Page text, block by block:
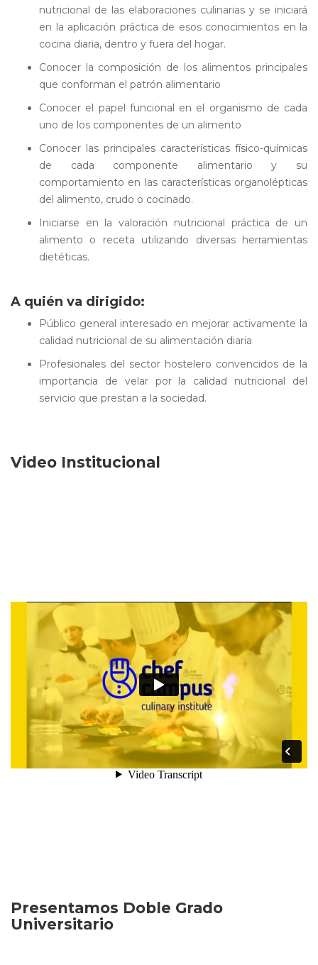
nutricional de las elaboraciones culinarias y se iniciará
en la aplicación práctica de esos conocimientos en la
cocina diaria, dentro y fuera del hogar.
Conocer la composición de los alimentos principales
que conforman el patrón alimentario
Conocer el papel funcional en el organismo de cada
uno de los componentes de un alimento
Conocer las principales características físico-químicas
de cada componente alimentario y su
comportamiento en las características organolépticas
del alimento, crudo o cocinado.
Iniciarse en la valoración nutricional práctica de un
alimento o receta utilizando diversas herramientas
dietéticas.
A quién va dirigido:
Público general interesado en mejorar activamente la
calidad nutricional de su alimentación diaria
Profesionales del sector hostelero convencidos de la
importancia de velar por la calidad nutricional del
servicio que prestan a la sociedad.
Video Institucional
Presentamos Doble Grado
Universitario